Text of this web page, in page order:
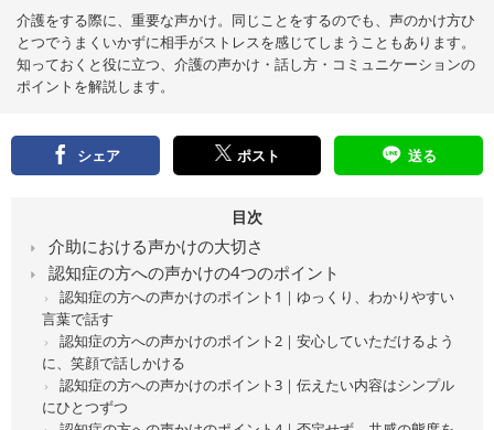
ア
介護をする際に、重要な声かけ。同じことをするのでも、声のかけ方ひ
とつでうまくいかずに相手がストレスを感じてしまうこともあります。
知っておくと役に立つ、介護の声かけ・話し方・コミュニケーションの
ポイントを解説します。
シェア ポスト 送る
目次
介助における声かけの大切さ
認知症の方への声かけの4つのポイント
認知症の⽅への声かけのポイント1｜ゆっくり、わかりやすい
⾔葉で話す
認知症の方への声かけのポイント2｜安心していただけるよう
に、笑顔で話しかける
認知症の方への声かけのポイント3｜伝えたい内容はシンプル
にひとつずつ